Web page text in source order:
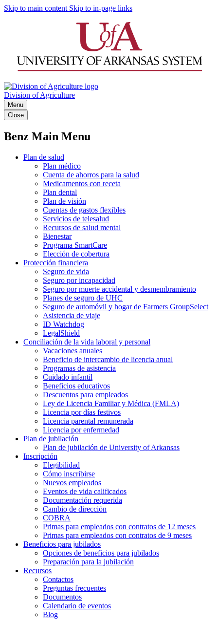
Skip to main content Skip to in-page links
Division of Agriculture
Menu
Close
Benz Main Menu
Plan de salud
Plan médico
Cuenta de ahorros para la salud
Medicamentos con receta
Plan dental
Plan de visión
Cuentas de gastos flexibles
Servicios de telesalud
Recursos de salud mental
Bienestar
Programa SmartCare
Elección de cobertura
Protección financiera
Seguro de vida
Seguro por incapacidad
Seguro por muerte accidental y desmembramiento
Planes de seguro de UHC
Seguro de automóvil y hogar de Farmers GroupSelect
Asistencia de viaje
ID Watchdog
LegalShield
Conciliación de la vida laboral y personal
Vacaciones anuales
Beneficio de intercambio de licencia anual
Programas de asistencia
Cuidado infantil
Beneficios educativos
Descuentos para empleados
Ley de Licencia Familiar y Médica (FMLA)
Licencia por días festivos
Licencia parental remunerada
Licencia por enfermedad
Plan de jubilación
Plan de jubilación de University of Arkansas
Inscripción
Elegibilidad
Cómo inscribirse
Nuevos empleados
Eventos de vida calificados
Documentación requerida
Cambio de dirección
COBRA
Primas para empleados con contratos de 12 meses
Primas para empleados con contratos de 9 meses
Beneficios para jubilados
Opciones de beneficios para jubilados
Preparación para la jubilación
Recursos
Contactos
Preguntas frecuentes
Documentos
Calendario de eventos
Blog